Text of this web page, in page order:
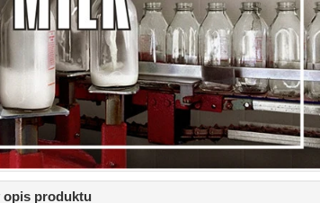
opis produktu